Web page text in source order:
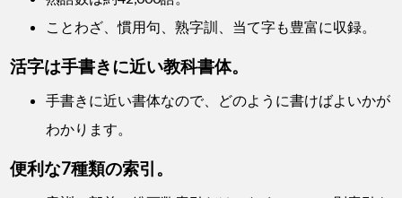
ことわざ、慣用句、熟字訓、当て字も豊富に収録。
活字は手書きに近い教科書体。
手書きに近い書体なので、どのように書けばよいかが
わかります。
便利な7種類の索引。